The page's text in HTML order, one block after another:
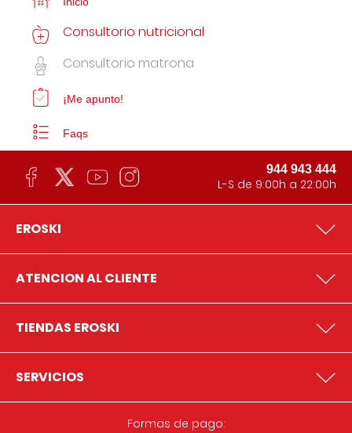
Consultorio nutricional
Consultorio matrona
¡Me apunto!
Faqs
944 943 444
L-S de 9:00h a 22:00h
EROSKI
ATENCION AL CLIENTE
TIENDAS EROSKI
SERVICIOS
Formas de pago: